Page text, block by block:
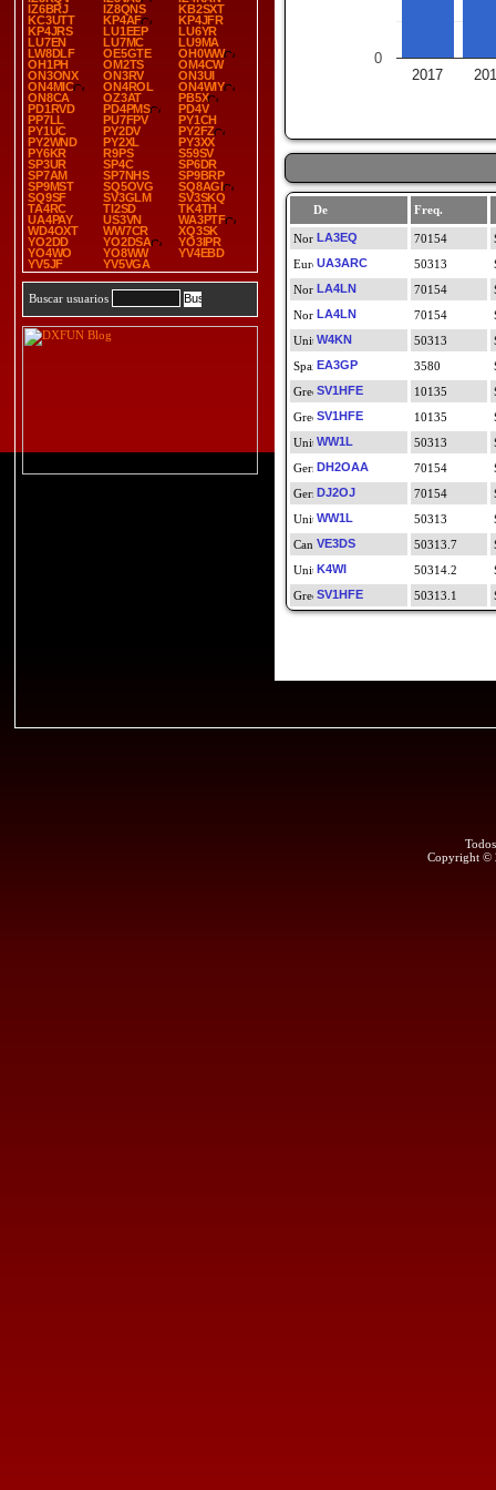
IZ6BRJ
IZ8QNS
KB2SXT
KC3UTT
KP4AF
KP4JFR
KP4JRS
LU1EEP
LU6YR
LU7EN
LU7MC
LU9MA
LW8DLF
OE5GTE
OH0WW
OH1PH
OM2TS
OM4CW
ON3ONX
ON3RV
ON3UI
ON4MIC
ON4ROL
ON4WIY
ON8CA
OZ3AT
PB5X
PD1RVD
PD4PMS
PD4V
PP7LL
PU7FPV
PY1CH
PY1UC
PY2DV
PY2FZ
PY2WND
PY2XL
PY3XX
PY6KR
R9PS
S59SV
SP3UR
SP4C
SP6DR
SP7AM
SP7NHS
SP9BRP
SP9MST
SQ5OVG
SQ8AGI
SQ9SF
SV3GLM
SV3SKQ
TA4RC
TI2SD
TK4TH
UA4PAY
US3VN
WA3PTF
WD4OXT
WW7CR
XQ3SK
YO2DD
YO2DSA
YO3IPR
YO4WO
YO8WW
YV4EBD
YV5JF
YV5VGA
Buscar usuarios
2017
0
De Freq.
LA3EQ
70154
UA3ARC
50313
LA4LN
70154
LA4LN
70154
W4KN
50313
EA3GP
3580
SV1HFE
10135
SV1HFE
10135
WW1L
50313
DH2OAA
70154
DJ2OJ
70154
WW1L
50313
VE3DS
50313.7
K4WI
50314.2
SV1HFE
50313.1
Copyright ©